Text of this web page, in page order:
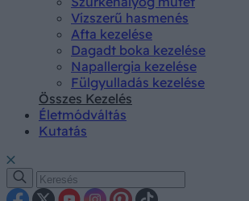
Vízszerű hasmenés
Afta kezelése
Dagadt boka kezelése
Napallergia kezelése
Fülgyulladás kezelése
Összes Kezelés
Életmódváltás
Kutatás